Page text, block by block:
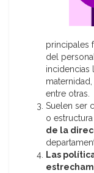
principales
del
incidencias
maternidad,
entre otras.
Suelen ser
o
de la
Las